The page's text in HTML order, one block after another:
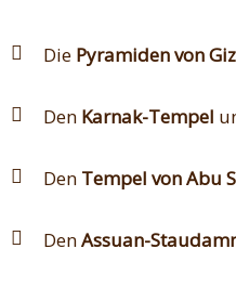
Die Pyramiden von
Den Karnak-Tempel
Den Tempel von Abu
DenAssuan-